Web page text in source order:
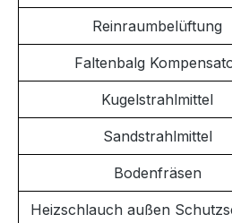
Reinraumbelüftung
Faltenbalg
Kugelstrahlmittel
Sandstrahlmittel
Bodenfräsen
Heizschlauch außen